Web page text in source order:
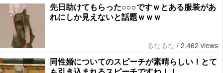
先日助けてもらった○○○ですｗとある服装があ
れにしか見えないと話題ｗｗｗ
るなるな / 2,462 views
同性婚についてのスピーチが素晴らしい！とて